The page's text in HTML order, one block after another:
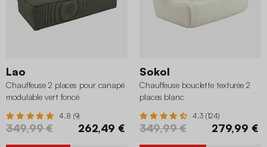
Lao
Chauffeuse 2 places pour canapé
modulable vert foncé
4.8 (9)
349,99 € 262,49 €
Sokol
Chauffeuse bouclette texturée 2
places blanc
4.3 (124)
349,99 € 279,99 €